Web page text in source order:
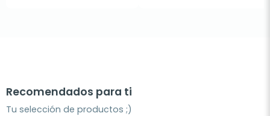
Recomendados para ti
Tu selección de productos ;)